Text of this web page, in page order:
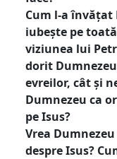
Cum l-a învățat
iubește pe
viziunea lui
dorit
evreilor, cât și
Dumnezeu ca
pe Isus?
Vrea
despre Isus?